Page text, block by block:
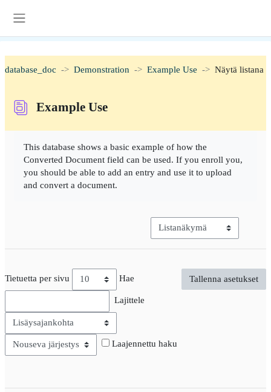
database_doc Demonstration Example Use Näytä listana
Example Use
This database shows a basic example of how the
Converted Document field can be used. If you enroll you,
you should be able to add an entry and use it to upload
and convert a document.
Näkymän kolmannen asteen
Tietuetta per sivu Hae
Lajittele
Laajennettu haku